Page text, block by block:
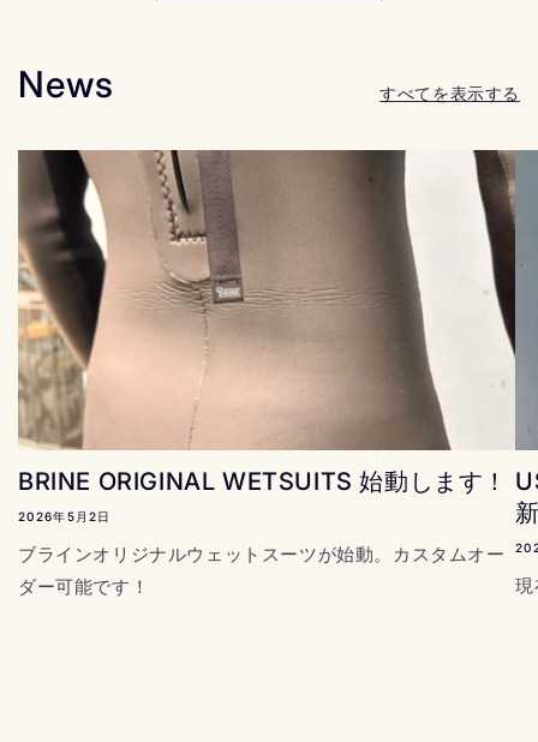
News すべてを表示する
BRINE ORIGINAL WETSUITS 始動します！
2026年5月2日
ブラインオリジナルウェットスーツが始動。カスタムオー
ダー可能です！
現